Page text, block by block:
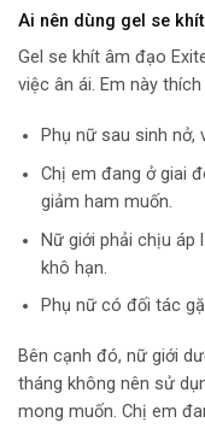
Ai nên dùng gel se
Gel se khít âm đạo
việc ân ái. Em này
Phụ nữ sau sinh nở,
Chị em đang ở giai
giảm ham muốn.
Nữ giới phải chịu
khô hạn.
Phụ nữ có đối tác
Bên cạnh đó, nữ giới
tháng không nên sử
mong muốn. Chị em